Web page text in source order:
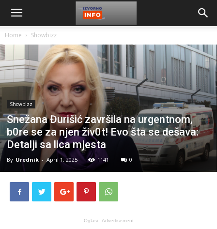
Home Showbizz
Showbizz
Snežana Đurišić završila na urgentnom,
b0re se za njen živ0t! Evo šta se dešava:
Detalji sa lica mjesta
By Urednik - April 1, 2025 1141 0
Oglasi - Advertisement